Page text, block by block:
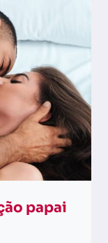
papai